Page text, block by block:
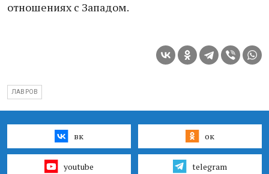
отношениях с Западом.
ЛАВРОВ
вк ок
youtube telegram